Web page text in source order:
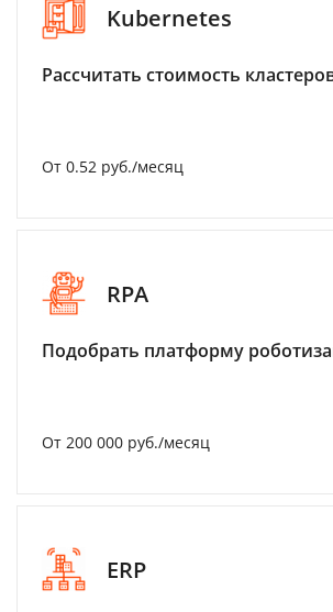
Kubernetes
Рассчитать стоимость
От 0.52 руб./месяц
RPA
Подобрать платформу
От 200 000 руб./месяц
ERP